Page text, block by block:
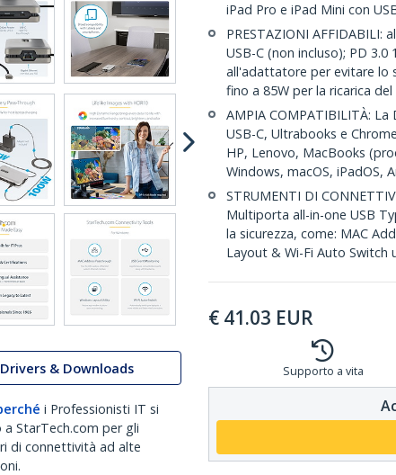
Drivers & Downloads
i Professionisti IT si
StarTech.com per gli
di connettività ad alte
iPad Pro e iPad Mini con
PRESTAZIONI
USB-C (non incluso); PD
all'adattatore per evitare lo
fino a 85W per la ricarica
AMPIA COMPATIBILITÀ:
USB-C, Ultrabooks e
HP, Lenovo, MacBooks
Windows, macOS, iPadOS,
STRUMENTI DI
Multiporta all-in-one USB
la sicurezza, come: MAC
Layout & Wi-Fi Auto Switch
€ 41.03 EUR
Supporto a vita